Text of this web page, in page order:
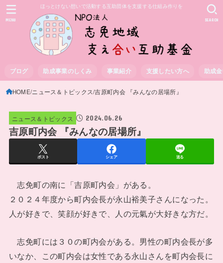
ほっとけない想いで活動する互助団体を支援する仕組み作りを
ブログ 助成事業のしくみ 事業紹介 支援したい方へ 助成
SEARCH
MENU
HOME ニュース＆トピックス 吉原町内会 『みんなの居場所』
ニュース＆トピックス 2024.06.26
吉原町内会 『みんなの居場所』
ポスト シェア 送る
志免町の南に「吉原町内会」がある。
２０２４年度から町内会長が永山裕美子さんになった。
人が好きで、笑顔が好きで、人の元氣が大好きな方だ。
志免町には３０の町内会がある。男性の町内会長が多
いなか、この町内会は女性である永山さんを町内会長に